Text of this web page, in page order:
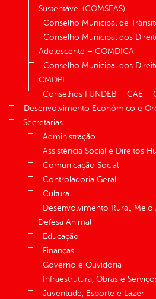
Sustentável (COMSEAS)
Conselho Municipal de
Conselho Municipal dos
Adolescente – COMDICA
Conselho Municipal dos
CMDPI
Conselhos FUNDEB – CAE –
Desenvolvimento Econômico e
Secretarias
Administração
Assistência Social e Direitos
Comunicação Social
Controladoria Geral
Cultura
Desenvolvimento Rural,
Defesa Animal
Educação
Finanças
Governo e Ouvidoria
Infraestrutura, Obras e
Juventude, Esporte e Lazer